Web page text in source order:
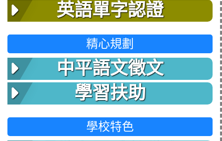
英語單字認證
精心規劃
中平語文徵文
學習扶助
學校特色